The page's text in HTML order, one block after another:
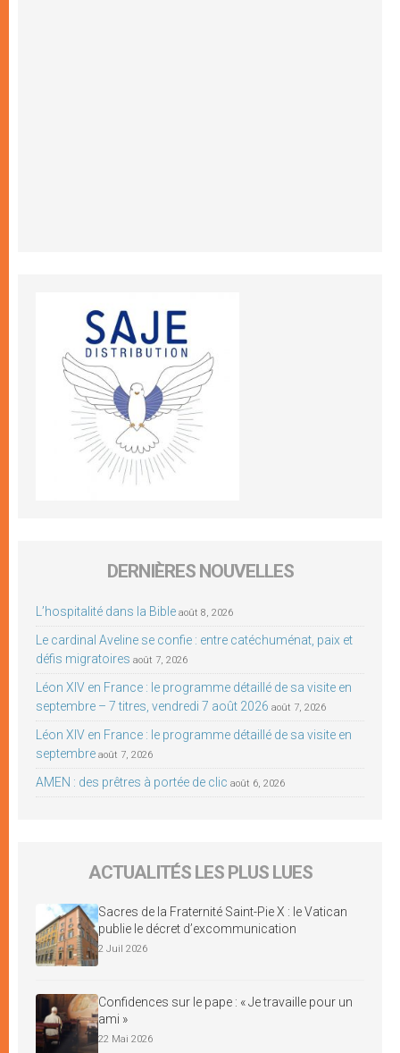
DERNIÈRES NOUVELLES
L’hospitalité dans la Bible août 8, 2026
Le cardinal Aveline se confie : entre catéchuménat, paix et
défis migratoires août 7, 2026
Léon XIV en France : le programme détaillé de sa visite en
septembre – 7 titres, vendredi 7 août 2026 août 7, 2026
Léon XIV en France : le programme détaillé de sa visite en
septembre août 7, 2026
AMEN : des prêtres à portée de clic août 6, 2026
ACTUALITÉS LES PLUS LUES
Sacres de la Fraternité Saint-Pie X : le Vatican
publie le décret d’excommunication
2 Juil 2026
Confidences sur le pape : « Je travaille pour un
ami »
22 Mai 2026